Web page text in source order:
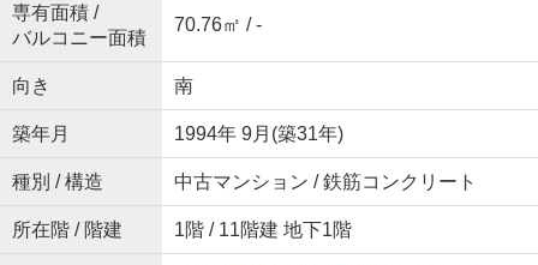
専有面積 /
バルコニー面積
70.76㎡ / -
向き 南
築年月 1994年 9月(築31年)
種別 / 構造 中古マンション / 鉄筋コンクリート
所在階 / 階建 1階 / 11階建 地下1階